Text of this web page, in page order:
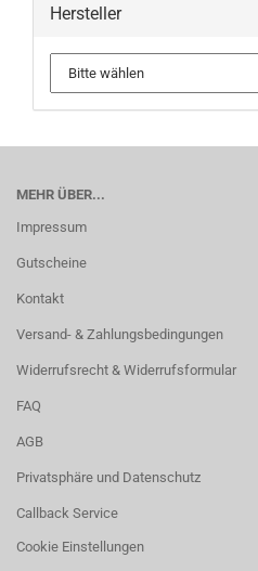
Hersteller
MEHR ÜBER...
Impressum
Gutscheine
Kontakt
Versand- & Zahlungsbedingungen
Widerrufsrecht & Widerrufsformular
FAQ
AGB
Privatsphäre und Datenschutz
Callback Service
Cookie Einstellungen